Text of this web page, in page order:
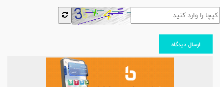
ارسال دیدگاه